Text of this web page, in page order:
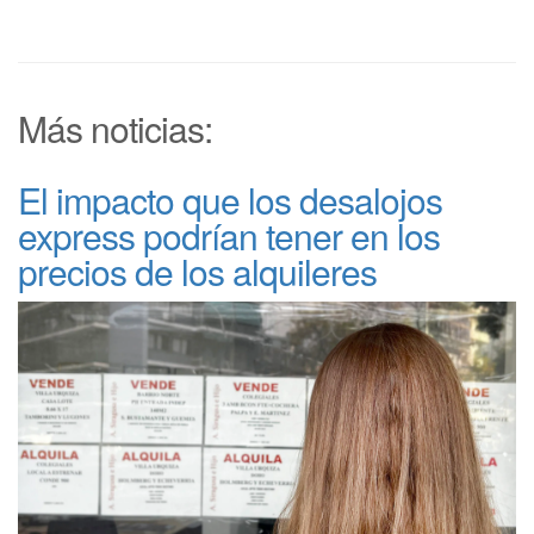
Más noticias:
El impacto que los desalojos
express podrían tener en los
precios de los alquileres